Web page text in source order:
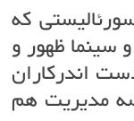
که
سینما ظهور و
اندرکاران
مدیریت هم